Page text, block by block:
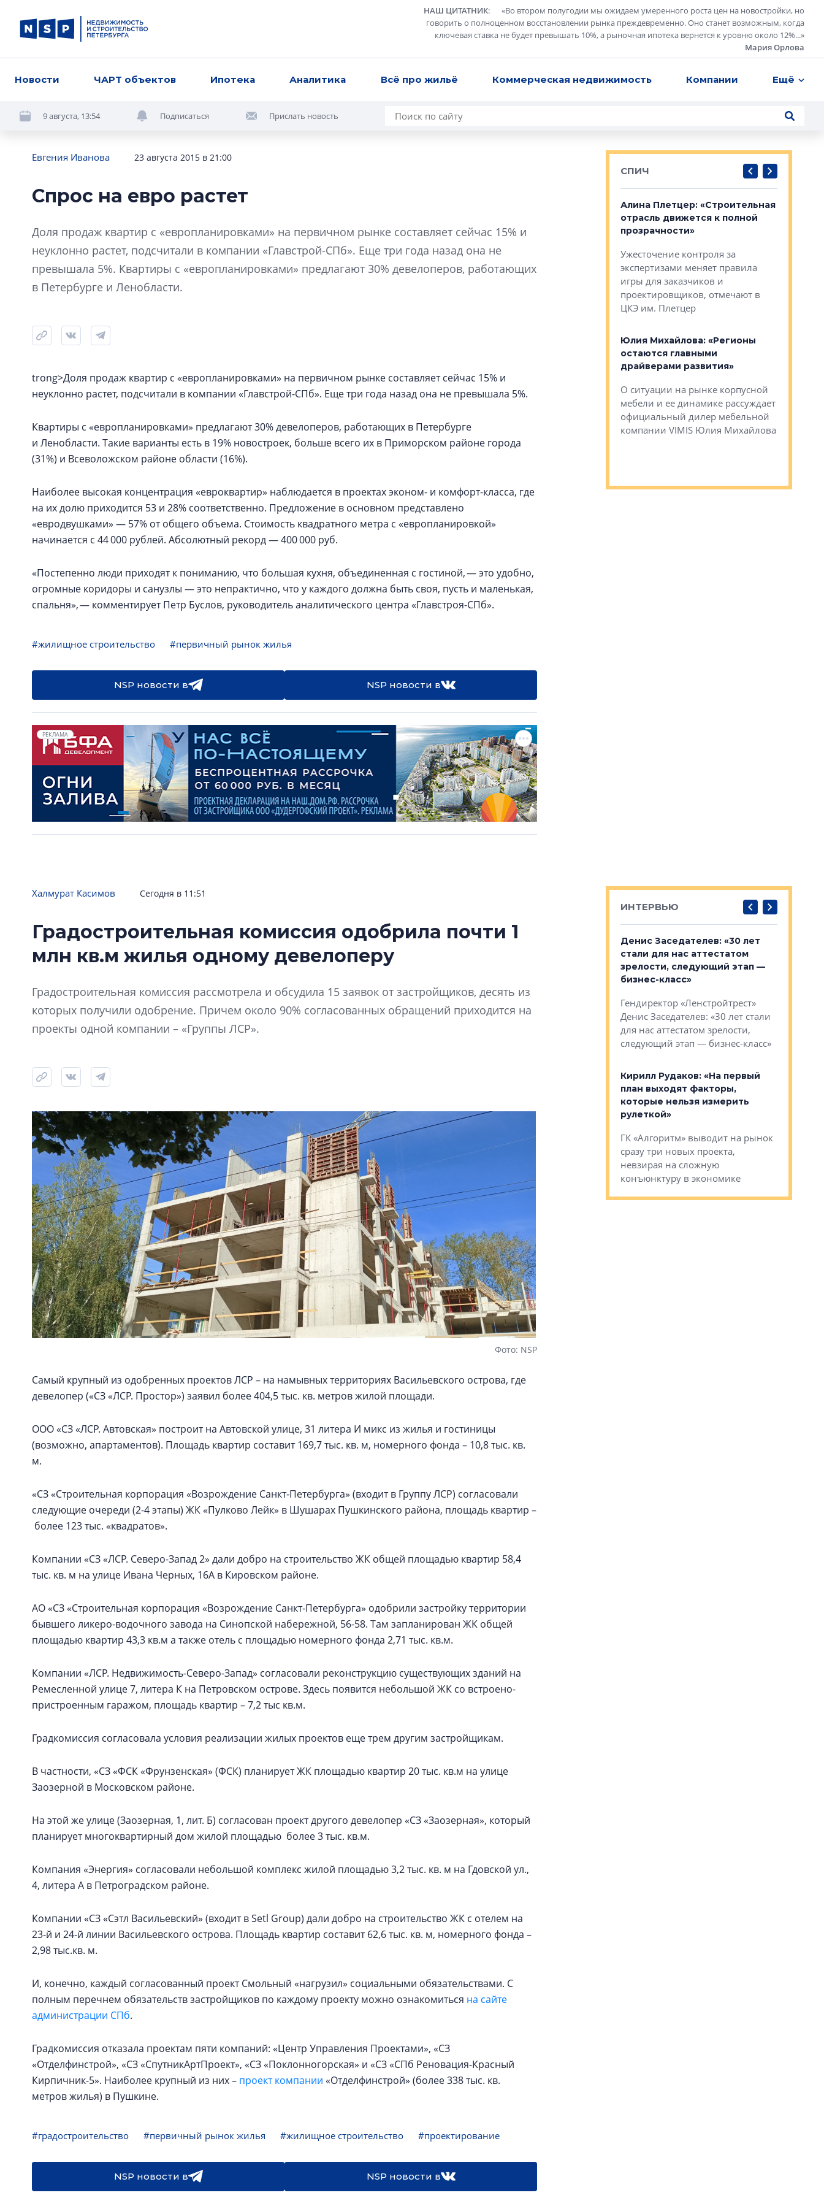
НАШ ЦИТАТНИК: «Во втором полугодии мы ожидаем умеренного роста цен на новостройки, но
говорить о полноценном восстановлении рынка преждевременно. Оно станет возможным, когда
ключевая ставка не будет превышать 10%, а рыночная ипотека вернется к уровню около 12%...»
Мария Орлова
Новости ЧАРТ объектов Ипотека Аналитика Всё про жильё Коммерческая недвижимость Компании Ещё
9 августа, 13:54 Подписаться Прислать новость
Евгения Иванова 23 августа 2015 в 21:00
Спрос на евро растет
Доля продаж квартир с «европланировками» на первичном рынке составляет сейчас 15% и
неуклонно растет, подсчитали в компании «Главстрой-СПб». Еще три года назад она не
превышала 5%. Квартиры с «европланировками» предлагают 30% девелоперов, работающих
в Петербурге и Ленобласти.
trong>Доля продаж квартир с «европланировками» на первичном рынке составляет сейчас 15% и
неуклонно растет, подсчитали в компании «Главстрой-СПб». Еще три года назад она не превышала 5%.
Квартиры с «европланировками» предлагают 30% девелоперов, работающих в Петербурге
и Ленобласти. Такие варианты есть в 19% новостроек, больше всего их в Приморском районе города
(31%) и Всеволожском районе области (16%).
Наиболее высокая концентрация «евроквартир» наблюдается в проектах эконом- и комфорт-класса, где
на их долю приходится 53 и 28% соответственно. Предложение в основном представлено
«евродвушками» — 57% от общего объема. Стоимость квадратного метра с «европланировкой»
начинается с 44 000 рублей. Абсолютный рекорд — 400 000 руб.
«Постепенно люди приходят к пониманию, что большая кухня, объединенная с гостиной, — это удобно,
огромные коридоры и санузлы — это непрактично, что у каждого должна быть своя, пусть и маленькая,
спальня», — комментирует Петр Буслов, руководитель аналитического центра «Главстроя-СПб».
#жилищное строительство #первичный рынок жилья
NSP новости в NSP новости в
РЕКЛАМА
СПИЧ
даже электромобиль»
Девелопер «Вертикаль»: поводом
перемен в ЖК может быть даже
апарты, которые еще больше
приблизятся к гостиничному
Алина Плетцер: «Строительная
отрасль движется к полной
прозрачности»
Ужесточение контроля за
экспертизами меняет правила
игры для заказчиков и
проектировщиков, отмечают в
ЦКЭ им. Плетцер
Юлия Михайлова: «Регионы
остаются главными
драйверами развития»
О ситуации на рынке корпусной
мебели и ее динамике рассуждает
официальный дилер мебельной
компании VIMIS Юлия Михайлова
Халмурат Касимов Сегодня в 11:51
Градостроительная комиссия одобрила почти 1
млн кв.м жилья одному девелоперу
Градостроительная комиссия рассмотрела и обсудила 15 заявок от застройщиков, десять из
которых получили одобрение. Причем около 90% согласованных обращений приходится на
проекты одной компании – «Группы ЛСР».
Фото: NSP
Самый крупный из одобренных проектов ЛСР – на намывных территориях Васильевского острова, где
девелопер («СЗ «ЛСР. Простор») заявил более 404,5 тыс. кв. метров жилой площади.
ООО «СЗ «ЛСР. Автовская» построит на Автовской улице, 31 литера И микс из жилья и гостиницы
(возможно, апартаментов). Площадь квартир составит 169,7 тыс. кв. м, номерного фонда – 10,8 тыс. кв.
м.
«СЗ «Строительная корпорация «Возрождение Санкт‑Петербурга» (входит в Группу ЛСР) согласовали
следующие очереди (2-4 этапы) ЖК «Пулково Лейк» в Шушарах Пушкинского района, площадь квартир –
более 123 тыс. «квадратов».
Компании «СЗ «ЛСР. Северо-Запад 2» дали добро на строительство ЖК общей площадью квартир 58,4
тыс. кв. м на улице Ивана Черных, 16А в Кировском районе.
АО «СЗ «Строительная корпорация «Возрождение Санкт‑Петербурга» одобрили застройку территории
бывшего ликеро-водочного завода на Синопской набережной, 56-58. Там запланирован ЖК общей
площадью квартир 43,3 кв.м а также отель с площадью номерного фонда 2,71 тыс. кв.м.
Компании «ЛСР. Недвижимость-Северо-Запад» согласовали реконструкцию существующих зданий на
Ремесленной улице 7, литера К на Петровском острове. Здесь появится небольшой ЖК со встроено-
пристроенным гаражом, площадь квартир – 7,2 тыс кв.м.
Градкомиссия согласовала условия реализации жилых проектов еще трем другим застройщикам.
В частности, «СЗ «ФСК «Фрунзенская» (ФСК) планирует ЖК площадью квартир 20 тыс. кв.м на улице
Заозерной в Московском районе.
На этой же улице (Заозерная, 1, лит. Б) согласован проект другого девелопер «СЗ «Заозерная», который
планирует многоквартирный дом жилой площадью более 3 тыс. кв.м.
Компания «Энергия» согласовали небольшой комплекс жилой площадью 3,2 тыс. кв. м на Гдовской ул.,
4, литера А в Петроградском районе.
Компании «СЗ «Сэтл Васильевский» (входит в Setl Group) дали добро на строительство ЖК с отелем на
23-й и 24-й линии Васильевского острова. Площадь квартир составит 62,6 тыс. кв. м, номерного фонда –
2,98 тыс.кв. м.
И, конечно, каждый согласованный проект Смольный «нагрузил» социальными обязательствами. С
полным перечнем обязательств застройщиков по каждому проекту можно ознакомиться на сайте
администрации СПб.
Градкомиссия отказала проектам пяти компаний: «Центр Управления Проектами», «СЗ
«Отделфинстрой», «СЗ «СпутникАртПроект», «СЗ «Поклонногорская» и «СЗ «СПб Реновация-Красный
Кирпичник-5». Наиболее крупный из них – проект компании «Отделфинстрой» (более 338 тыс. кв.
метров жилья) в Пушкине.
#градостроительство #первичный рынок жилья #жилищное строительство #проектирование
NSP новости в NSP новости в
ИНТЕРВЬЮ
Татьяна Бровкина: «На
Петербурга, будущем спальных
жилого проекта: эстетика,
функциональность или
Денис Заседателев: «30 лет
стали для нас аттестатом
зрелости, следующий этап —
бизнес-класс»
Гендиректор «Ленстройтрест»
Денис Заседателев: «30 лет стали
для нас аттестатом зрелости,
следующий этап — бизнес-класс»
Кирилл Рудаков: «На первый
план выходят факторы,
которые нельзя измерить
рулеткой»
ГК «Алгоритм» выводит на рынок
сразу три новых проекта,
невзирая на сложную
конъюнктуру в экономике